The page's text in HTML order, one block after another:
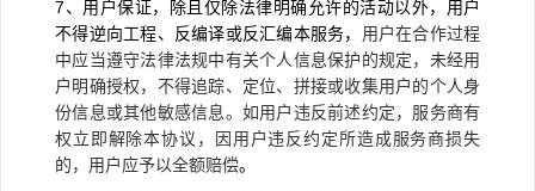
7、用户保证，除且仅除法律明确允许的活动以外，用户
不得逆向工程、反编译或反汇编本服务， 用户在合作过程
中应当遵守法律法规中有关个人信息保护的规定，未经用
户明确授权，不得追踪、定位、拼接或收集用户的个人身
份信息或其他敏感信息。如用户违反前述约定，服务商有
权立即解除本协议，因用户违反约定所造成服务商损失
的，用户应予以全额赔偿。